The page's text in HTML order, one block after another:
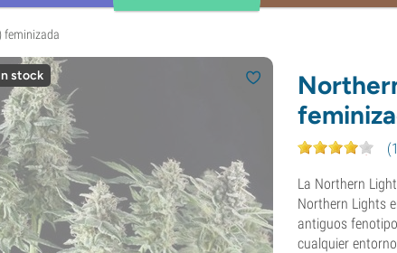
feminizada
stock
(
La Northern
Northern Lights
antiguos
cualquier